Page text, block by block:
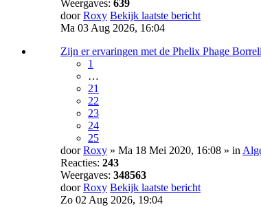
Weergaves: 639
doorRoxy Bekijk laatste bericht
Ma 03 Aug 2026, 16:04
Zijn er ervaringen met de Phelix Phage
1
…
21
22
23
24
25
doorRoxy » Ma 18 Mei 2020, 16:08 » in
Reacties: 243
Weergaves: 348563
doorRoxy Bekijk laatste bericht
Zo 02 Aug 2026, 19:04